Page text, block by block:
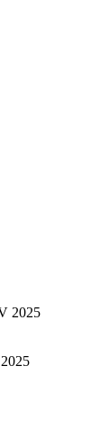
2025